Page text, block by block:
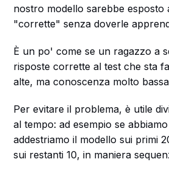
nostro modello sarebbe esposto
"corrette" senza doverle
È un po' come se un ragazzo a
risposte corrette al test che sta
alte, ma conoscenza molto
Per evitare il problema, è utile
al tempo: ad esempio se
addestriamo il modello sui primi
sui restanti 10, in maniera